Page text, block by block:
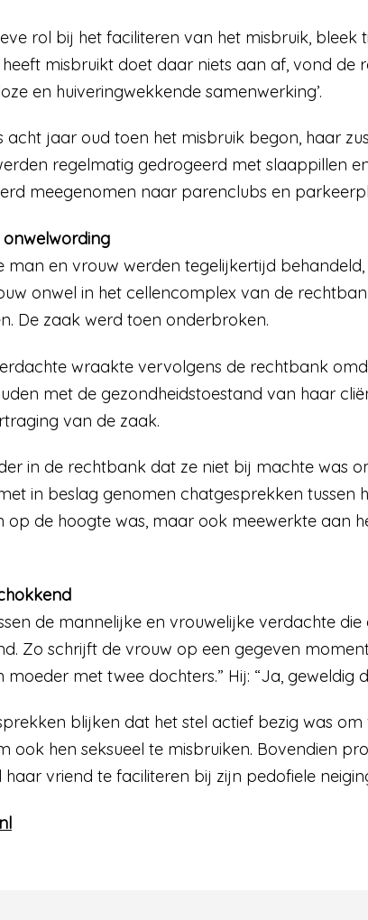
rol bij het faciliteren van het misbruik, bleek
misbruikt doet daar niets aan af, vond de
en huiveringwekkende samenwerking’.
acht jaar oud toen het misbruik begon, haar
regelmatig gedrogeerd met slaappillen
meegenomen naar parenclubs en
man en vrouw werden tegelijkertijd
onwel in het cellencomplex van de
De zaak werd toen onderbroken.
wraakte vervolgens de rechtbank
met de gezondheidstoestand van haar
van de zaak.
in de rechtbank dat ze niet bij machte was
in beslag genomen chatgesprekken tussen
op de hoogte was, maar ook meewerkte aan
de mannelijke en vrouwelijke verdachte
Zo schrijft de vrouw op een gegeven
met twee dochters.” Hij: “Ja, geweldig
blijken dat het stel actief bezig was
ook hen seksueel te misbruiken. Bovendien
vriend te faciliteren bij zijn pedofiele